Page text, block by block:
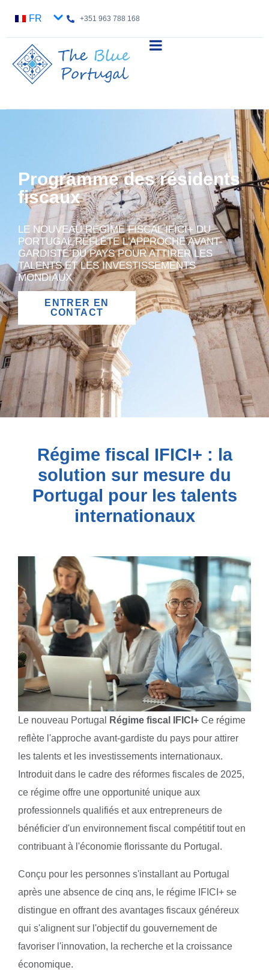
FR +351 963 788 168
Programme des résidents
fiscaux
LE NOUVEAU RÉGIME FISCAL IFICI+ DU
PORTUGAL REFLÈTE L'APPROCHE AVANT-
GARDISTE DU PAYS POUR ATTIRER LES
TALENTS ET LES INVESTISSEMENTS
MONDIAUX
ENTRER EN
CONTACT
Régime fiscal IFICI+ : la
solution sur mesure du
Portugal pour les talents
internationaux
Le nouveau Portugal Régime fiscal IFICI+ Ce régime
reflète l'approche avant-gardiste du pays pour attirer
les talents et les investissements internationaux.
Introduit dans le cadre des réformes fiscales de 2025,
ce régime offre une opportunité unique aux
professionnels qualifiés et aux entrepreneurs de
bénéficier d'un environnement fiscal compétitif tout en
contribuant à l'économie florissante du Portugal.
Conçu pour les personnes s'installant au Portugal
après une absence de cinq ans, le régime IFICI+ se
distingue en offrant des avantages fiscaux généreux
qui s'alignent sur l'objectif du gouvernement de
favoriser l'innovation, la recherche et la croissance
économique.